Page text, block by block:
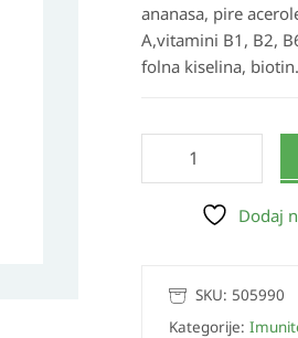
ananasa, pire
A,vitamini B1, B2,
folna kiselina, biotin.
Dodaj
SKU: 505990
Kategorije: